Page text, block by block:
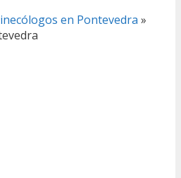
en Pontevedra »